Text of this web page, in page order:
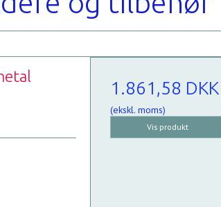
1.861,58 DKK
(ekskl. moms)
Vis produkt